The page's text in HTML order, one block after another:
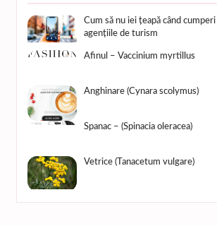
Cum să nu iei țeapă când
agențiile de turism
Afinul – Vaccinium myrtillus
Anghinare (Cynara scolymus)
Spanac – (Spinacia oleracea)
Vetrice (Tanacetum vulgare)